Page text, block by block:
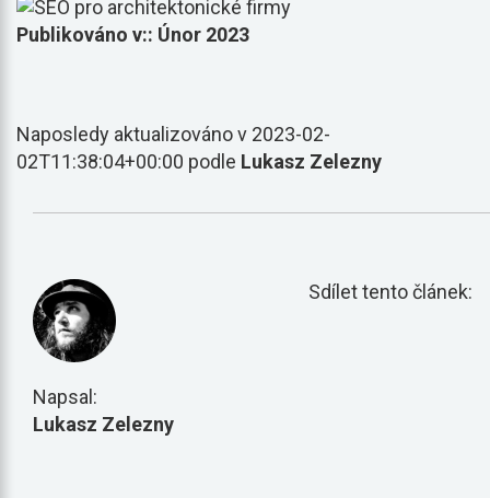
Publikováno v:: Únor 2023
Naposledy aktualizováno v 2023-02-
02T11:38:04+00:00 podle Lukasz Zelezny
Napsal:
Lukasz Zelezny
Sdílet tento článek: